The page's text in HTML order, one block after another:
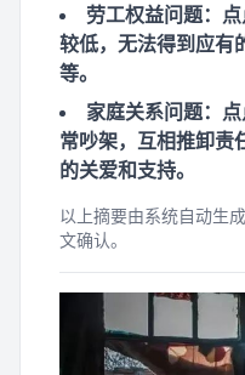
劳工权益问题：
较低，无法得到应有
等。
家庭关系问题：
常吵架，互相推卸责
的关爱和支持。
以上摘要由系统自动生
文确认。